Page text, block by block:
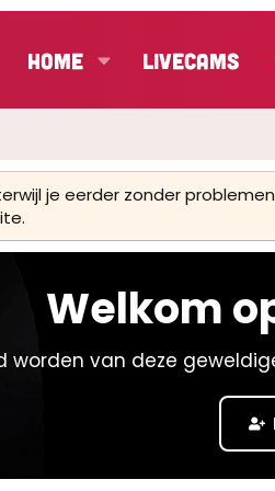
Home LiveCams
je eerder zonder
Welkom
worden van deze